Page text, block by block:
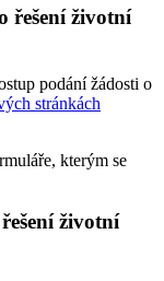
řešení životní
podání žádosti o
stránkách
kterým se
životní